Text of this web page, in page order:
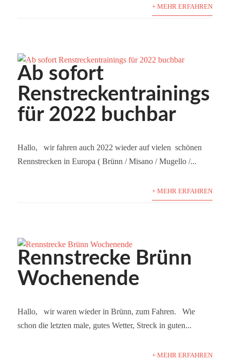
+ MEHR ERFAHREN
Ab sofort
Renstreckentrainings
für 2022 buchbar
Hallo, wir fahren auch 2022 wieder auf vielen schönen
Rennstrecken in Europa ( Brünn / Misano / Mugello /...
+ MEHR ERFAHREN
Rennstrecke Brünn
Wochenende
Hallo, wir waren wieder in Brünn, zum Fahren. Wie
schon die letzten male, gutes Wetter, Streck in guten...
+ MEHR ERFAHREN